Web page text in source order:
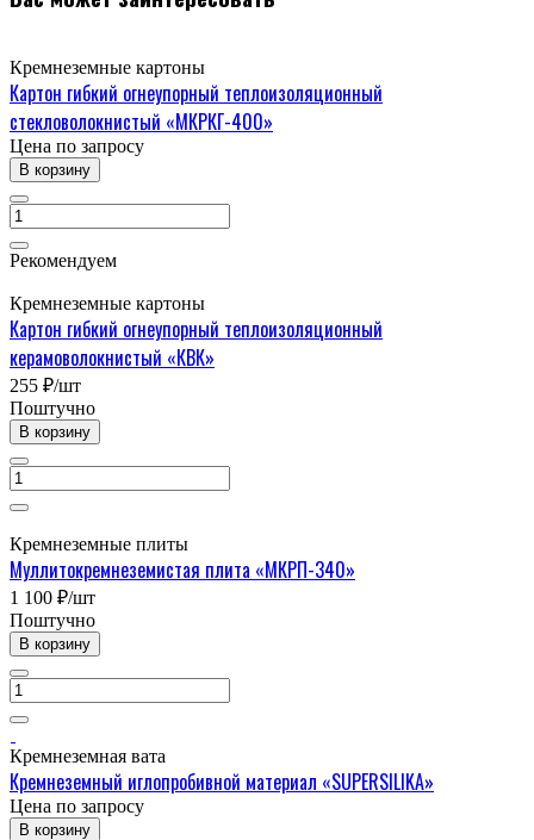
Кремнеземные картоны
Картон гибкий огнеупорный теплоизоляционный
стекловолокнистый «МКРКГ-400»
Цена по запросу
В корзину
Рекомендуем
Кремнеземные картоны
Картон гибкий огнеупорный теплоизоляционный
керамоволокнистый «КВК»
255 ₽/шт
Поштучно
В корзину
Кремнеземные плиты
Муллитокремнеземистая плита «МКРП-340»
1 100 ₽/шт
Поштучно
В корзину
Кремнеземная вата
Кремнеземный иглопробивной материал «SUPERSILIKA»
Цена по запросу
В корзину